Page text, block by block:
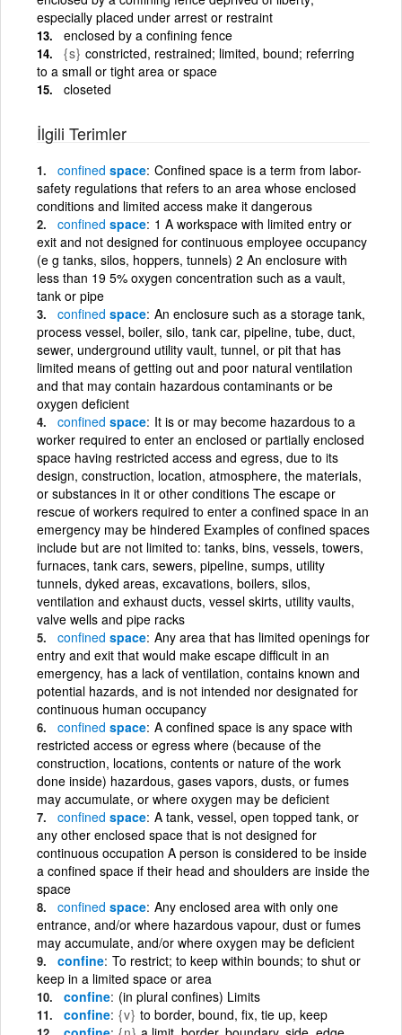
especially placed under arrest or restraint
enclosed by a confining fence
{s} constricted, restrained; limited, bound; referring
to a small or tight area or space
closeted
İlgili Terimler
confined space Confined space is a term from labor-
safety regulations that refers to an area whose enclosed
conditions and limited access make it dangerous
confined space 1 A workspace with limited entry or
exit and not designed for continuous employee occupancy
(e g tanks, silos, hoppers, tunnels) 2 An enclosure with
less than 19 5% oxygen concentration such as a vault,
tank or pipe
confined space An enclosure such as a storage tank,
process vessel, boiler, silo, tank car, pipeline, tube, duct,
sewer, underground utility vault, tunnel, or pit that has
limited means of getting out and poor natural ventilation
and that may contain hazardous contaminants or be
oxygen deficient
confined space It is or may become hazardous to a
worker required to enter an enclosed or partially enclosed
space having restricted access and egress, due to its
design, construction, location, atmosphere, the materials,
or substances in it or other conditions The escape or
rescue of workers required to enter a confined space in an
emergency may be hindered Examples of confined spaces
include but are not limited to: tanks, bins, vessels, towers,
furnaces, tank cars, sewers, pipeline, sumps, utility
tunnels, dyked areas, excavations, boilers, silos,
ventilation and exhaust ducts, vessel skirts, utility vaults,
valve wells and pipe racks
confined space Any area that has limited openings for
entry and exit that would make escape difficult in an
emergency, has a lack of ventilation, contains known and
potential hazards, and is not intended nor designated for
continuous human occupancy
confined space A confined space is any space with
restricted access or egress where (because of the
construction, locations, contents or nature of the work
done inside) hazardous, gases vapors, dusts, or fumes
may accumulate, or where oxygen may be deficient
confined space A tank, vessel, open topped tank, or
any other enclosed space that is not designed for
continuous occupation A person is considered to be inside
a confined space if their head and shoulders are inside the
space
confined space Any enclosed area with only one
entrance, and/or where hazardous vapour, dust or fumes
may accumulate, and/or where oxygen may be deficient
confine To restrict; to keep within bounds; to shut or
keep in a limited space or area
confine (in plural confines) Limits
confine {v} to border, bound, fix, tie up, keep